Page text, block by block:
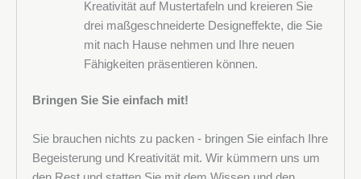
Kreativität auf Mustertafeln und kreieren Sie
drei maßgeschneiderte Designeffekte, die Sie
mit nach Hause nehmen und Ihre neuen
Fähigkeiten präsentieren können.
Bringen Sie Sie einfach mit!
Sie brauchen nichts zu packen - bringen Sie einfach Ihre
Begeisterung und Kreativität mit. Wir kümmern uns um